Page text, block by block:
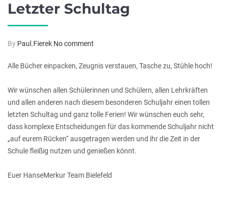
Letzter Schultag
By Paul.Fierek No comment
Alle Bücher einpacken, Zeugnis verstauen, Tasche zu, Stühle hoch!
Wir wünschen allen Schülerinnen und Schülern, allen Lehrkräften
und allen anderen nach diesem besonderen Schuljahr einen tollen
letzten Schultag und ganz tolle Ferien! Wir wünschen euch sehr,
dass komplexe Entscheidungen für das kommende Schuljahr nicht
„auf eurem Rücken“ ausgetragen werden und ihr die Zeit in der
Schule fleißig nutzen und genießen könnt.
Euer HanseMerkur Team Bielefeld